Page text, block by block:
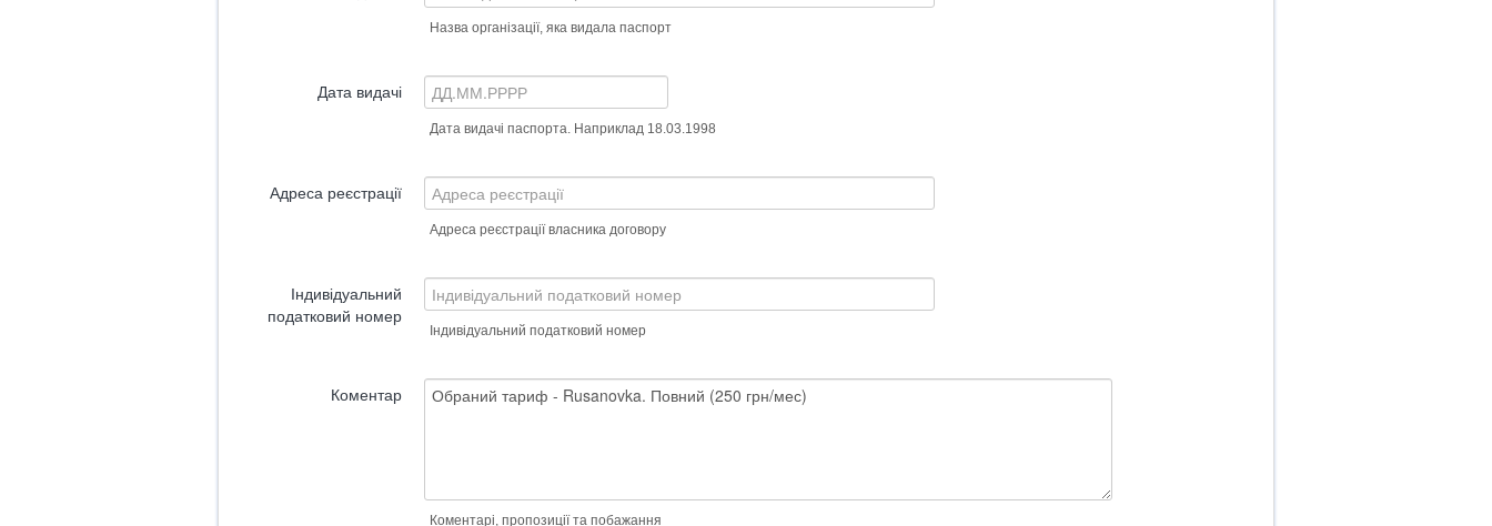
Назва організації, яка видала паспорт
Дата видачі
Дата видачі паспорта. Наприклад 18.03.1998
Адреса реєстрації
Адреса реєстрації власника договору
Індивідуальний
податковий номер
Індивідуальний податковий номер
Коментар
Коментарі, пропозиції та побажання